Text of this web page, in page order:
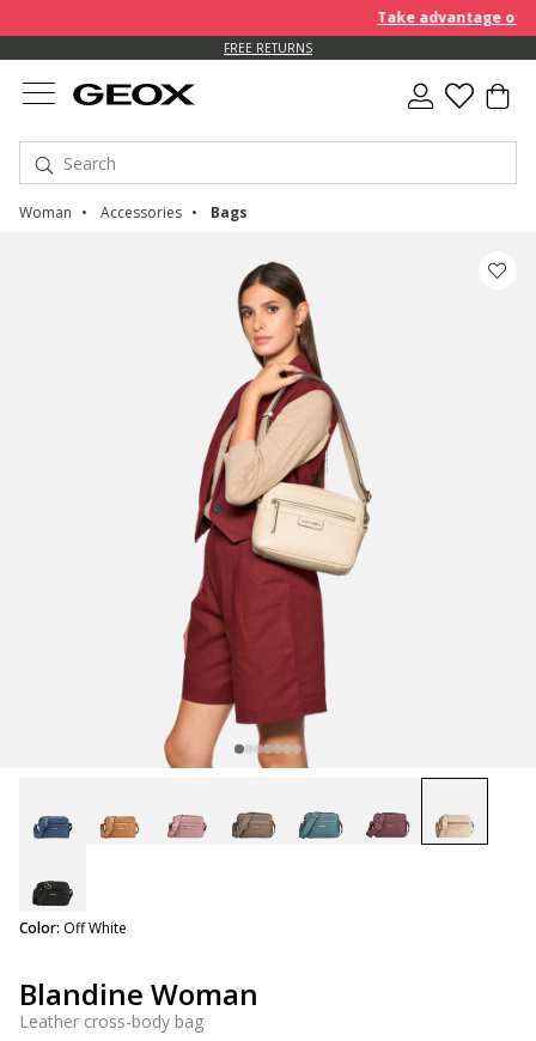
Take advantage of an
FREE RETURNS
Woman Accessories Bags
Blandine Woman
Leather cross-body bag
Color: Off White